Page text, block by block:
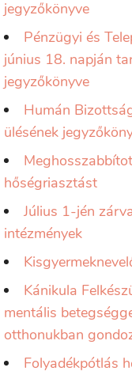
jegyzőkönyve
Pénzügyi és
június 18. napján
jegyzőkönyve
Humán
ülésének
hőségriasztást
Július 1-jén
intézmények
Kánikula
mentális
otthonukban
Folyadékpótlás